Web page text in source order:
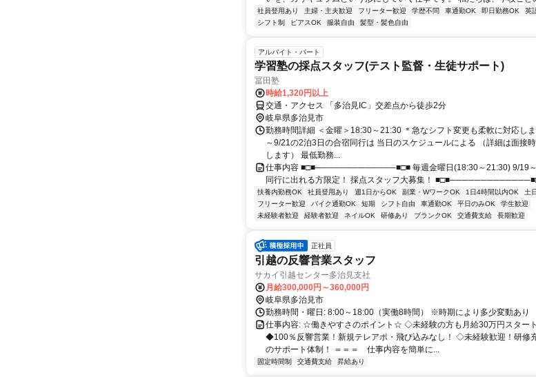
社員登用あり 主婦・主夫歓迎 フリーター歓迎 学歴不問 車通勤OK 即日勤務OK 英
シフト制
ピアスOK 服装自由 髪型・髪色自由
アルバイト・パート
学習塾の採点スタッフ(テスト監督・生徒サポート)
冨田塾
時給1,320円以上
交通・アクセス 「多治見IC」交差点から徒歩2分
岐阜県多治見市
勤務時間詳細 ＜金曜＞18:30～21:30 ＊急なシフト変更も柔軟に対応し
～9/21の2泊3日の合宿同行は 当日のスケジュールによる （詳細は面接
します） 最低勤務...
仕事内容 ■□■─────────────■□■ 毎週金曜日(18:30～21:30) 9/19
同行に出れる方限定！ 採点スタッフ大募集！
扶養内勤務OK 社員登用あり 週1日からOK 副業・WワークOK 1日4時間以内OK
土
フリーター歓迎
バイク通勤OK 短期 シフト自由 車通勤OK 平日のみOK
学生歓迎
未経験者歓迎
経験者歓迎 ネイルOK 研修あり ブランクOK 交通費支給 長期歓迎
正社員
引越の反響営業スタッフ
サカイ引越センター多治見支社
月給300,000円～360,000円
岐阜県多治見市
勤務時間・曜日: 8:00～18:00（実働8時間） ※時期により多少変動あり
仕事内容: ☆働きやすさのポイント☆ ◇未経験の方も月給30万円スタート
◆100％反響営業！新規テレアポ・飛び込みなし！ ◇未経験歓迎！研修
のサポート体制！ ＝＝＝ 仕事内容を簡単に...
固定時間制 交通費支給 昇給あり